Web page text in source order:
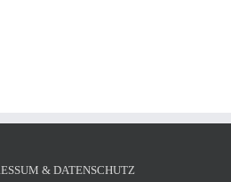
& DATENSCHUTZ